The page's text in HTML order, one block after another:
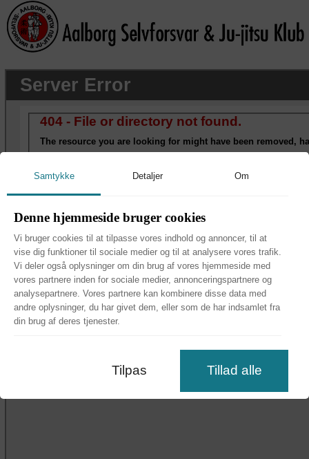
Samtykke Detaljer Om
Denne hjemmeside bruger cookies
Vi bruger cookies til at tilpasse vores indhold og annoncer, til at
vise dig funktioner til sociale medier og til at analysere vores trafik.
Vi deler også oplysninger om din brug af vores hjemmeside med
vores partnere inden for sociale medier, annonceringspartnere og
analysepartnere. Vores partnere kan kombinere disse data med
andre oplysninger, du har givet dem, eller som de har indsamlet fra
din brug af deres tjenester.
Tilpas Tillad alle